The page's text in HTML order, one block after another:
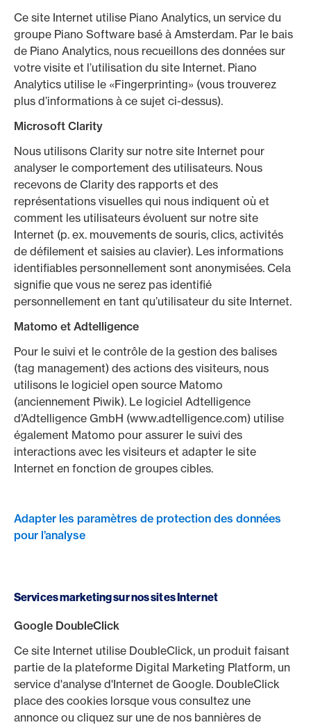
Ce site Internet utilise Piano Analytics, un service du
groupe Piano Software basé à Amsterdam. Par le bais
de Piano Analytics, nous recueillons des données sur
votre visite et l’utilisation du site Internet. Piano
Analytics utilise le «Fingerprinting» (vous trouverez
plus d’informations à ce sujet ci-dessus).
Microsoft Clarity
Nous utilisons Clarity sur notre site Internet pour
analyser le comportement des utilisateurs. Nous
recevons de Clarity des rapports et des
représentations visuelles qui nous indiquent où et
comment les utilisateurs évoluent sur notre site
Internet (p. ex. mouvements de souris, clics, activités
de défilement et saisies au clavier). Les informations
identifiables personnellement sont anonymisées. Cela
signifie que vous ne serez pas identifié
personnellement en tant qu’utilisateur du site Internet.
Matomo et Adtelligence
Pour le suivi et le contrôle de la gestion des balises
(tag management) des actions des visiteurs, nous
utilisons le logiciel open source Matomo
(anciennement Piwik). Le logiciel Adtelligence
d’Adtelligence GmbH (www.adtelligence.com) utilise
également Matomo pour assurer le suivi des
interactions avec les visiteurs et adapter le site
Internet en fonction de groupes cibles.
Adapter les paramètres de protection des données
pour l’analyse
Services marketing sur nos sites Internet
Google DoubleClick
Ce site Internet utilise DoubleClick, un produit faisant
partie de la plateforme Digital Marketing Platform, un
service d'analyse d'Internet de Google. DoubleClick
place des cookies lorsque vous consultez une
annonce ou cliquez sur une de nos bannières de